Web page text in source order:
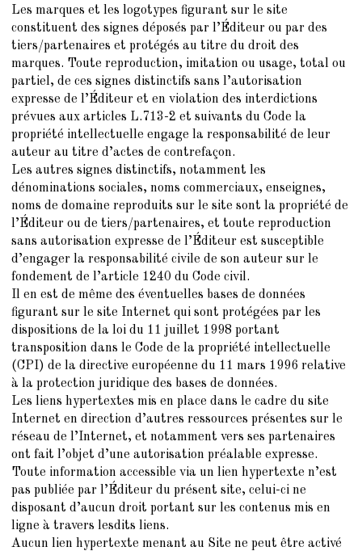
Les marques et les logotypes figurant sur le site
constituent des signes déposés par l’Éditeur ou par des
tiers/partenaires et protégés au titre du droit des
marques. Toute reproduction, imitation ou usage, total ou
partiel, de ces signes distinctifs sans l’autorisation
expresse de l’Éditeur et en violation des interdictions
prévues aux articles L.713-2 et suivants du Code la
propriété intellectuelle engage la responsabilité de leur
auteur au titre d’actes de contrefaçon.
Les autres signes distinctifs, notamment les
dénominations sociales, noms commerciaux, enseignes,
noms de domaine reproduits sur le site sont la propriété de
l’Éditeur ou de tiers/partenaires, et toute reproduction
sans autorisation expresse de l’Éditeur est susceptible
d’engager la responsabilité civile de son auteur sur le
fondement de l’article 1240 du Code civil.
Il en est de même des éventuelles bases de données
figurant sur le site Internet qui sont protégées par les
dispositions de la loi du 11 juillet 1998 portant
transposition dans le Code de la propriété intellectuelle
(CPI) de la directive européenne du 11 mars 1996 relative
à la protection juridique des bases de données.
Les liens hypertextes mis en place dans le cadre du site
Internet en direction d’autres ressources présentes sur le
réseau de l’Internet, et notamment vers ses partenaires
ont fait l’objet d’une autorisation préalable expresse.
Toute information accessible via un lien hypertexte n’est
pas publiée par l’Éditeur du présent site, celui-ci ne
disposant d’aucun droit portant sur les contenus mis en
ligne à travers lesdits liens.
Aucun lien hypertexte menant au Site ne peut être activé